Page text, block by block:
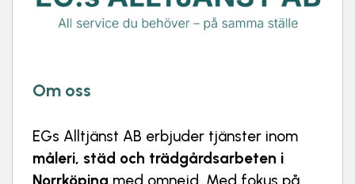
Om oss
EGs Alltjänst AB erbjuder tjänster inom
måleri, städ och trädgårdsarbeten i
Norrköping med omnejd. Med fokus på